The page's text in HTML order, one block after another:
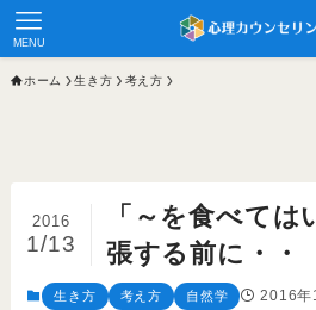
MENU
ホーム 生き方 考え方
「～を食べて
張する前に・・
2016
1/13
生き方 考え方 自然学 2016年